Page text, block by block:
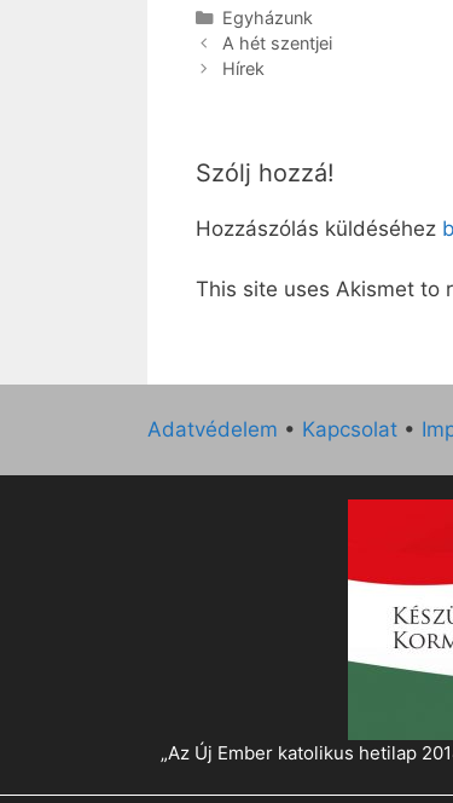
Kategória
Egyházunk
A hét szentjei
Hírek
Szólj hozzá!
Hozzászólás küldéséhez
This site uses Akismet to
Adatvédelem • Kapcsolat •
„Az Új Ember katolikus hetilap